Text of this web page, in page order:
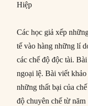
Hiệp
Các học giả xếp
tế vào hàng những lí
các chế độ độc tài.
ngoại lệ. Bài viết
những thất bại của
độ chuyên chế từ